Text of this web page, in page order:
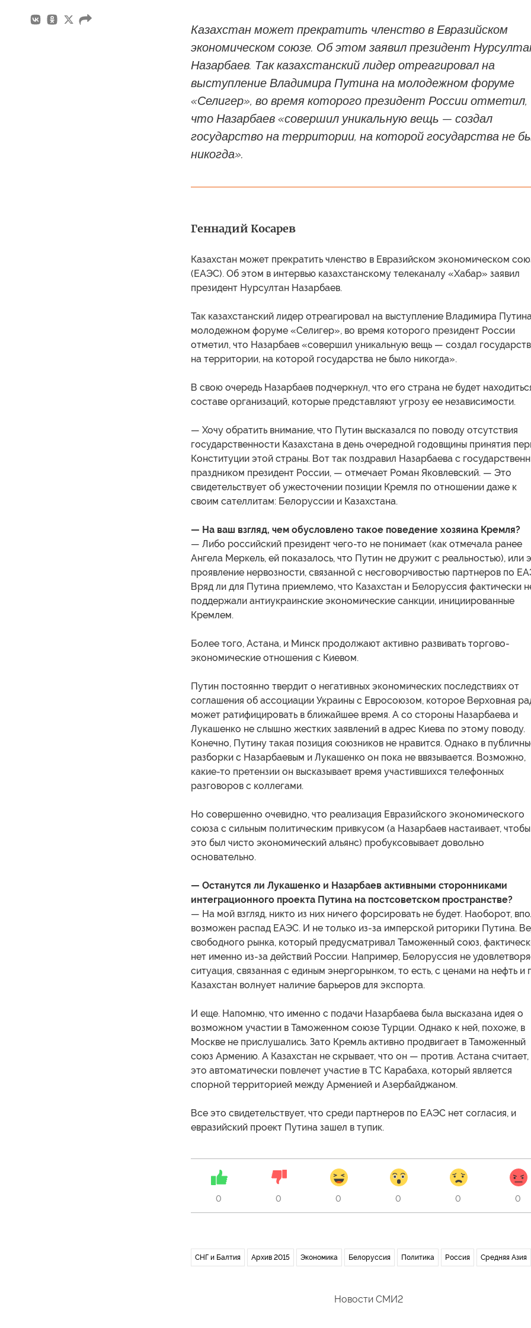
Казахстан может прекратить членство в Евразийском
экономическом союзе. Об этом заявил президент
Назарбаев. Так казахстанский лидер отреагировал на
выступление Владимира Путина на молодежном форуме
«Селигер», во время которого президент России отметил,
что Назарбаев «совершил уникальную вещь — создал
государство на территории, на которой государства не
никогда».
Геннадий Косарев
Казахстан может прекратить членство в Евразийском экономическом
(ЕАЭС). Об этом в интервью казахстанскому телеканалу «Хабар» заявил
президент Нурсултан Назарбаев.
Так казахстанский лидер отреагировал на выступление Владимира
молодежном форуме «Селигер», во время которого президент России
отметил, что Назарбаев «совершил уникальную вещь — создал
на территории, на которой государства не было никогда».
В свою очередь Назарбаев подчеркнул, что его страна не будет
составе организаций, которые представляют угрозу ее независимости.
— Хочу обратить внимание, что Путин высказался по поводу отсутствия
государственности Казахстана в день очередной годовщины принятия
Конституции этой страны. Вот так поздравил Назарбаева с
праздником президент России, — отмечает Роман Яковлевский. — Это
свидетельствует об ужесточении позиции Кремля по отношении даже к
своим сателлитам: Белоруссии и Казахстана.
— На ваш взгляд, чем обусловлено такое поведение хозяина Кремля?
— Либо российский президент чего-то не понимает (как отмечала ранее
Ангела Меркель, ей показалось, что Путин не дружит с реальностью), или
проявление нервозности, связанной с несговорчивостью партнеров по
Вряд ли для Путина приемлемо, что Казахстан и Белоруссия фактически
поддержали антиукраинские экономические санкции, инициированные
Кремлем.
Более того, Астана, и Минск продолжают активно развивать торгово-
экономические отношения с Киевом.
Путин постоянно твердит о негативных экономических последствиях от
соглашения об ассоциации Украины с Евросоюзом, которое Верховная
может ратифицировать в ближайшее время. А со стороны Назарбаева и
Лукашенко не слышно жестких заявлений в адрес Киева по этому поводу.
Конечно, Путину такая позиция союзников не нравится. Однако в
разборки с Назарбаевым и Лукашенко он пока не ввязывается. Возможно,
какие-то претензии он высказывает время участившихся телефонных
разговоров с коллегами.
Но совершенно очевидно, что реализация Евразийского экономического
союза с сильным политическим привкусом (а Назарбаев настаивает, чтобы
это был чисто экономический альянс) пробуксовывает довольно
основательно.
— Останутся ли Лукашенко и Назарбаев активными сторонниками
интеграционного проекта Путина на постсоветском пространстве?
— На мой взгляд, никто из них ничего форсировать не будет. Наоборот,
возможен распад ЕАЭС. И не только из-за имперской риторики Путина.
свободного рынка, который предусматривал Таможенный союз,
нет именно из-за действий России. Например, Белоруссия не
ситуация, связанная с единым энергорынком, то есть, с ценами на нефть и
Казахстан волнует наличие барьеров для экспорта.
И еще. Напомню, что именно с подачи Назарбаева была высказана идея о
возможном участии в Таможенном союзе Турции. Однако к ней, похоже, в
Москве не прислушались. Зато Кремль активно продвигает в Таможенный
союз Армению. А Казахстан не скрывает, что он — против. Астана считает,
это автоматически повлечет участие в ТС Карабаха, который является
спорной территорией между Арменией и Азербайджаном.
Все это свидетельствует, что среди партнеров по ЕАЭС нет согласия, и
евразийский проект Путина зашел в тупик.
0 0 0 0 0 0
СНГ и Балтия Архив 2015 Экономика Белоруссия Политика Россия Средняя Азия
Новости СМИ2